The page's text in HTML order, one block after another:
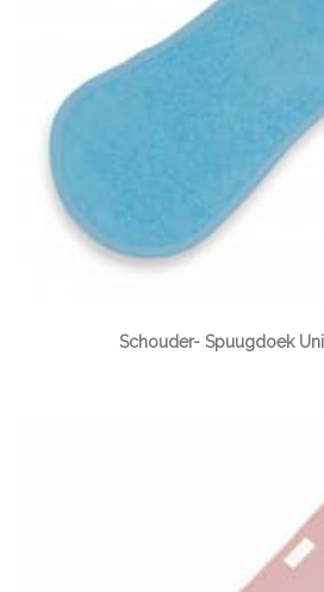
Schouder- Spuugdoek